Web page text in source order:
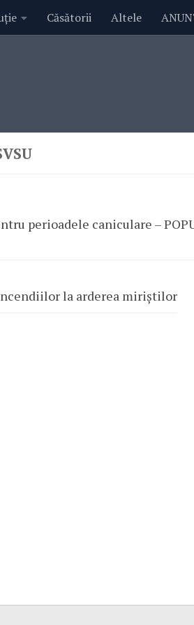
Căsătorii Altele
perioadele caniculare –
la arderea miriștilor